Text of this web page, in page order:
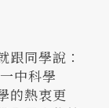
跟同學說：
中科學
的熱衷更